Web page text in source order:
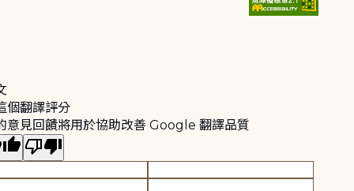
個翻譯評分
意見回饋將用於協助改善 Google 翻譯品質